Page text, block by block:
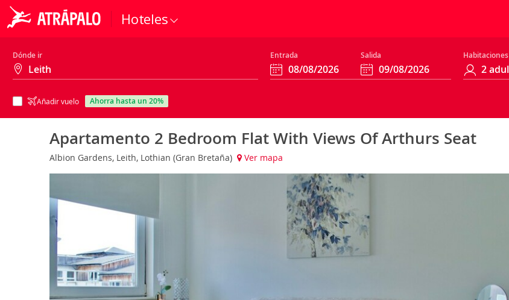
Hoteles
Dónde ir Entrada Salida Habitaciones
Añadir vuelo ahorra hasta un 20%
Apartamento 2 Bedroom Flat With Views Of Arthurs Seat
Albion Gardens, Leith, Lothian (Gran Bretaña) Ver mapa